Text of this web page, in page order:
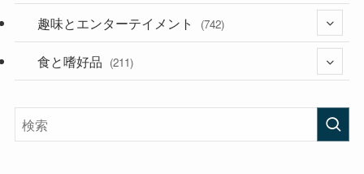
(181)
(394)
(282)
趣味とエンターテイメント (742)
(56)
食と嗜好品 (211)